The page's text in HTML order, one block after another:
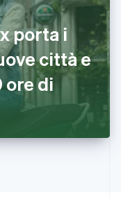
porta i
città e
ore di